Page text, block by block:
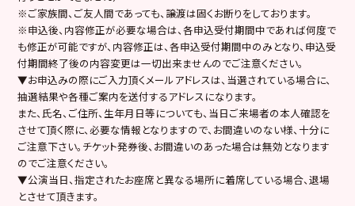
※ご家族間、ご友人間であっても、譲渡は固くお断りをしております。
※申込後、内容修正が必要な場合は、各申込受付期間中であれば何度で
も修正が可能ですが、内容修正は、各申込受付期間中のみとなり、申込受
付期間終了後の内容変更は一切出来ませんのでご注意ください。
▼お申込みの際にご入力頂くメールアドレスは、当選されている場合に、
抽選結果や各種ご案内を送付するアドレスになります。
また、氏名、ご住所、生年月日等についても、当日ご来場者の本人確認を
させて頂く際に、必要な情報となりますので、お間違いのない様、十分に
ご注意下さい。チケット発券後、お間違いのあった場合は無効となります
のでご注意ください。
▼公演当日、指定されたお座席と異なる場所に着席している場合、退場
とさせて頂きます。